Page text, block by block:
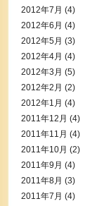
2012年7月 (4)
2012年6月 (4)
2012年5月 (3)
2012年4月 (4)
2012年3月 (5)
2012年2月 (2)
2012年1月 (4)
2011年12月 (4)
2011年11月 (4)
2011年10月 (2)
2011年9月 (4)
2011年8月 (3)
2011年7月 (4)